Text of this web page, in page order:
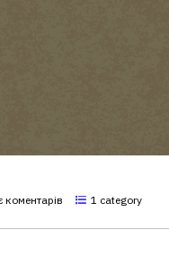
коментарів 1 category